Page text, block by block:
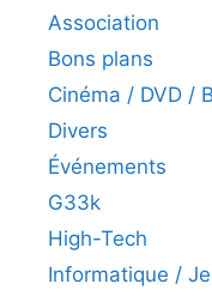
Association
Bons plans
Cinéma / DVD /
Divers
Événements
G33k
High-Tech
Informatique /